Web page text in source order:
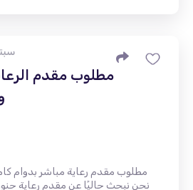
سبتمبر
مطلوب مقدم
مطلوب مقدم رعاية مباشر بدوام
نحن نبحث حاليًا عن مقدم رعاية